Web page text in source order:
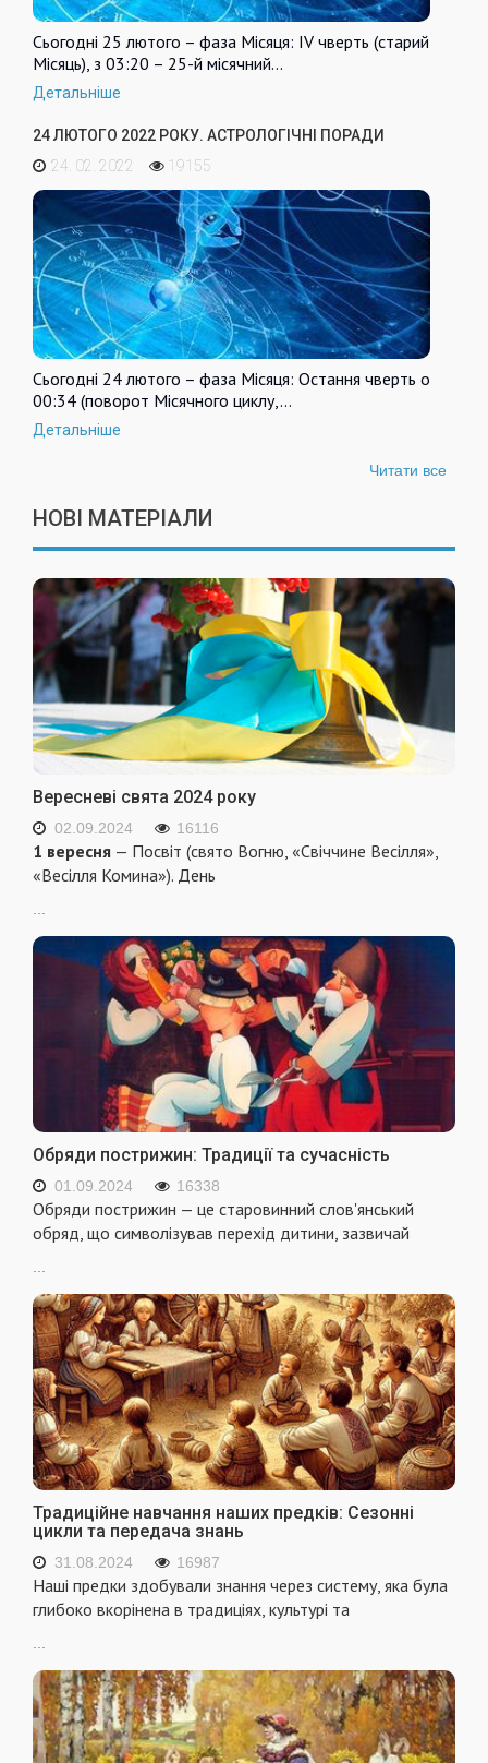
Сьогодні 25 лютого – фаза Місяця: IV чверть (старий
Місяць), з 03:20 – 25-й місячний…
Детальніше
24 ЛЮТОГО 2022 РОКУ. АСТРОЛОГІЧНІ ПОРАДИ
24. 02. 2022
19155
Сьогодні 24 лютого – фаза Місяця: Остання чверть о
00:34 (поворот Місячного циклу,…
Детальніше
Читати все
НОВІ МАТЕРІАЛИ
Вересневі свята 2024 року
02.09.2024 16116
1 вересня — Посвіт (свято Вогню, «Свіччине Весілля»,
«Весілля Комина»). День
Обряди пострижин: Традиції та сучасність
01.09.2024 16338
Обряди пострижин — це старовинний слов'янський
обряд, що символізував перехід дитини, зазвичай
Традиційне навчання наших предків: Сезонні
цикли та передача знань
31.08.2024 16987
Наші предки здобували знання через систему, яка була
глибоко вкорінена в традиціях, культурі та
...